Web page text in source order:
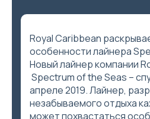
Royal Caribbean
особенности лайнера
Новый лайнер компании
Spectrum of the Seas –
апреле 2019. Лайнер,
незабываемого отдыха
может похвастаться